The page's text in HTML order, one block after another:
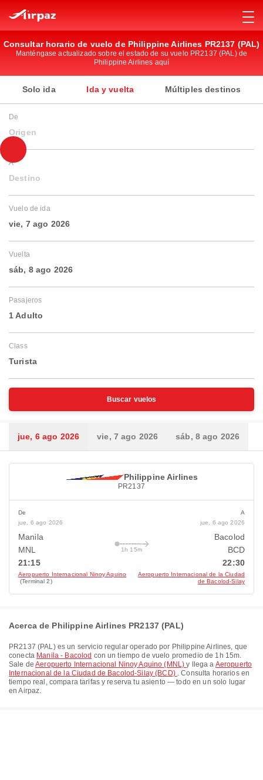
Consultar horario de vuelo de Philippine Airlines PR2137 (PAL)
Manténgase actualizado sobre el estado de su vuelo PR2137 (PAL) de
Philippine Airlines aquí
Solo ida Ida y vuelta Múltiples destinos
De
Origen
A
Destino
Vuelo de ida
vie, 7 ago 2026
Vuelta
sáb, 8 ago 2026
Pasajeros
1 Adulto
Class
Turista
Buscar vuelos
jue, 6 ago 2026 vie, 7 ago 2026 sáb, 8 ago 2026
Philippine Airlines
PR2137
De
jue, 6 ago 2026
Manila
MNL
21:15
Aeropuerto Internacional Ninoy Aquino
(Terminal 2)
1h 15m
A
jue, 6 ago 2026
Bacolod
BCD
22:30
Aeropuerto Internacional de la Ciudad
de Bacolod-Silay
Acerca de Philippine Airlines PR2137 (PAL)
PR2137 (PAL) es un servicio regular operado por Philippine Airlines, que
conecta Manila - Bacolod con un tiempo de vuelo promedio de 1h 15m.
Sale deAeropuerto Internacional Ninoy Aquino (MNL)y llega a Aeropuerto
Internacional de la Ciudad de Bacolod-Silay (BCD) . Consulta horarios en
tiempo real, compara tarifas y reserva tu asiento — todo en un solo lugar
en Airpaz.